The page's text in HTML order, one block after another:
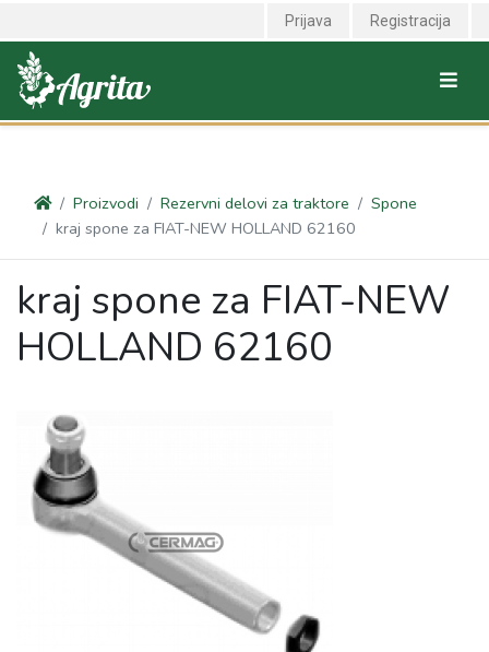
<link rel="canonical" href="https://agrita.rs/proizvodi/rezervni-delovi-
za-traktore/spone/kraj-spone-za-fiat-new-holland-62160" />
Prijava Registracija
Proizvodi Rezervni delovi za traktore
Spone
kraj spone za FIAT-NEW HOLLAND 62160
kraj spone za FIAT-NEW
HOLLAND 62160